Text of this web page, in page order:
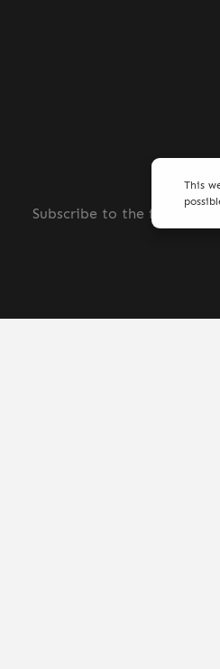
Subscribe to the free
This